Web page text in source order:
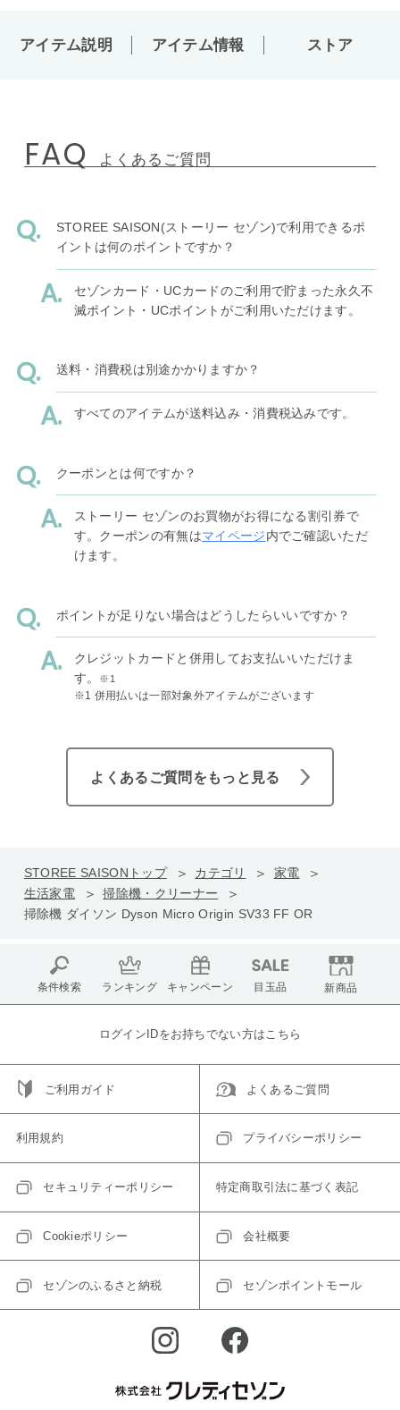
アイテム説明 アイテム情報 ストア
FAQ よくあるご質問
STOREE SAISON(ストーリー セゾン)で利用できるポ
イントは何のポイントですか？
セゾンカード・UCカードのご利用で貯まった永久不
滅ポイント・UCポイントがご利用いただけます。
送料・消費税は別途かかりますか？
すべてのアイテムが送料込み・消費税込みです。
クーポンとは何ですか？
ストーリー セゾンのお買物がお得になる割引券で
す。クーポンの有無はマイページ内でご確認いただ
けます。
ポイントが足りない場合はどうしたらいいですか？
クレジットカードと併用してお支払いいただけま
す。
※1
※1 併用払いは一部対象外アイテムがございます
よくあるご質問をもっと見る
STOREE SAISONトップ カテゴリ
家電
生活家電
掃除機・クリーナー
掃除機 ダイソン Dyson Micro Origin SV33 FF OR
条件検索 ランキング キャンペーン 目玉品 新商品
ログインIDをお持ちでない方はこちら
ご利用ガイド よくあるご質問
利用規約 プライバシーポリシー
セキュリティーポリシー 特定商取引法に基づく表記
Cookieポリシー 会社概要
セゾンのふるさと納税 セゾンポイントモール